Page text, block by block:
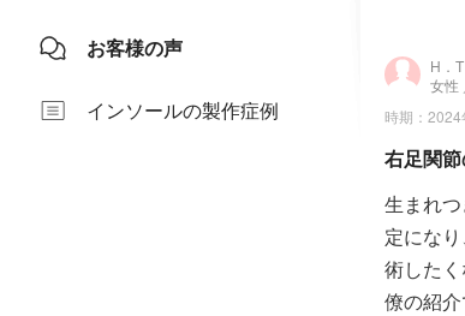
お客様の声
インソールの製作症例
H．T
女性
時期：2024
右足関
生まれ
定にな
術した
僚の紹